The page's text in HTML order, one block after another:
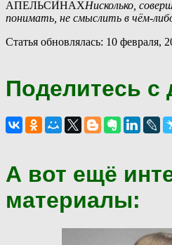
АПЕЛЬСИ́НАХНисколько,
понимать, не смыслить в чём-
Статья обновлялась: 10 февраля,
Поделитесь с
А вот ещё
материалы: